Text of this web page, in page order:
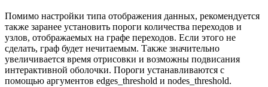
Помимо настройки типа отображения данных, рекомендуется
также заранее установить пороги количества переходов и
узлов, отображаемых на графе переходов. Если этого не
сделать, граф будет нечитаемым. Также значительно
увеличивается время отрисовки и возможны подвисания
интерактивной оболочки. Пороги устанавливаются с
помощью аргументов edges_threshold и nodes_threshold.